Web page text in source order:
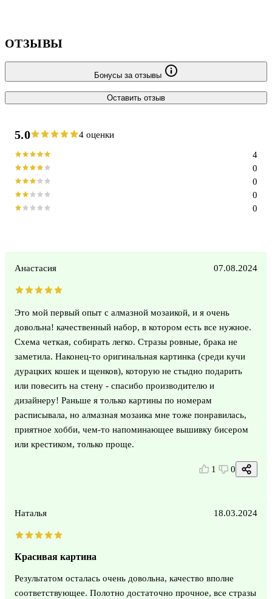
ОТЗЫВЫ
Бонусы за отзывы
Оставить отзыв
5.0 4 оценки
0
0
0
0
4
Анастасия 07.08.2024
Это мой первый опыт с алмазной мозаикой, и я очень
довольна! качественный набор, в котором есть все нужное.
Схема четкая, собирать легко. Стразы ровные, брака не
заметила. Наконец-то оригинальная картинка (среди кучи
дурацких кошек и щенков), которую не стыдно подарить
или повесить на стену - спасибо производителю и
дизайнеру! Раньше я только картины по номерам
расписывала, но алмазная мозаика мне тоже понравилась,
приятное хобби, чем-то напоминающее вышивку бисером
или крестиком, только проще.
1 0
Наталья 18.03.2024
Красивая картина
Результатом осталась очень довольна, качество вполне
соответствующее. Полотно достаточно прочное, все стразы